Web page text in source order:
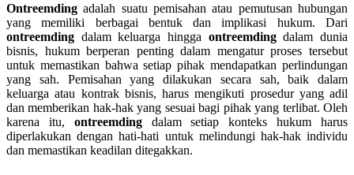
Ontreemding adalah suatu pemisahan atau pemutusan hubungan
yang memiliki berbagai bentuk dan implikasi hukum. Dari
ontreemding dalam keluarga hingga ontreemdingdalam dunia
bisnis, hukum berperan penting dalam mengatur proses tersebut
untuk memastikan bahwa setiap pihak mendapatkan perlindungan
yang sah. Pemisahan yang dilakukan secara sah, baik dalam
keluarga atau kontrak bisnis, harus mengikuti prosedur yang adil
dan memberikan hak-hak yang sesuai bagi pihak yang terlibat. Oleh
karena itu, ontreemdingdalam setiap konteks hukum harus
diperlakukan dengan hati-hati untuk melindungi hak-hak individu
dan memastikan keadilan ditegakkan.